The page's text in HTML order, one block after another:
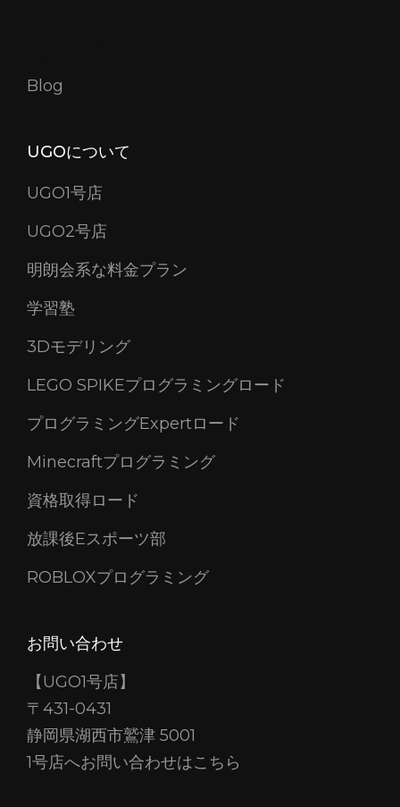
シ
ン
Blog
UGOについて
UGO1号店
UGO2号店
明朗会系な料金プラン
学習塾
3Dモデリング
LEGO SPIKEプログラミングロード
プログラミングExpertロード
Minecraftプログラミング
資格取得ロード
放課後Eスポーツ部
ROBLOXプログラミング
お問い合わせ
【UGO1号店】
〒431-0431
静岡県湖西市鷲津 5001
1号店へお問い合わせはこちら